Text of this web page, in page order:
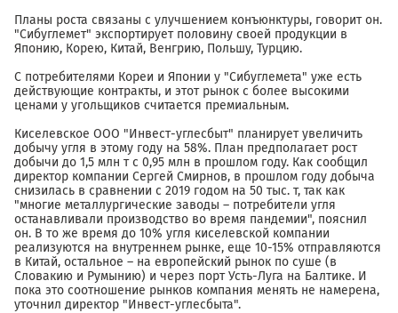
Планы роста связаны с улучшением конъюнктуры, говорит он.
"Сибуглемет" экспортирует половину своей продукции в
Японию, Корею, Китай, Венгрию, Польшу, Турцию.
С потребителями Кореи и Японии у "Сибуглемета" уже есть
действующие контракты, и этот рынок с более высокими
ценами у угольщиков считается премиальным.
Киселевское ООО "Инвест-углесбыт" планирует увеличить
добычу угля в этому году на 58%. План предполагает рост
добычи до 1,5 млн т с 0,95 млн в прошлом году. Как сообщил
директор компании Сергей Смирнов, в прошлом году добыча
снизилась в сравнении с 2019 годом на 50 тыс. т, так как
"многие металлургические заводы – потребители угля
останавливали производство во время пандемии", пояснил
он. В то же время до 10% угля киселевской компании
реализуются на внутреннем рынке, еще 10-15% отправляются
в Китай, остальное – на европейский рынок по суше (в
Словакию и Румынию) и через порт Усть-Луга на Балтике. И
пока это соотношение рынков компания менять не намерена,
уточнил директор "Инвест-углесбыта".